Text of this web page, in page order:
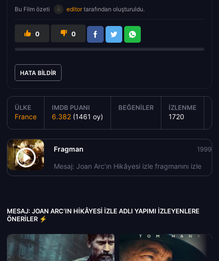
Bu Film özeti editortarafından oluşturuldu.
0 0
HATA BILDIR
ÜLKE
France
IMDB PUANI
6.382 (1461 oy)
BEĞENILER İZLENME
1720
Fragman
Mesaj: Joan Arc’ın Hikâyesi izle fragmanını izle
1999
MESAJ: JOAN ARC’IN HIKÂYESI IZLE ADLI YAPIMI İZLEYENLERE
ÖNERILER ⚡